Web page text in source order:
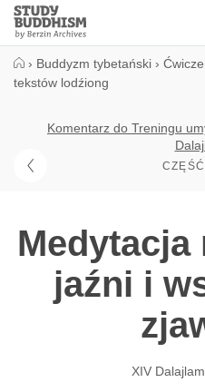
Close
Study
Buddhism
› Buddyzm tybetański ›
tekstów lodźiong
Komentarz do Treningu
Medytacja
jaźni i
XIV